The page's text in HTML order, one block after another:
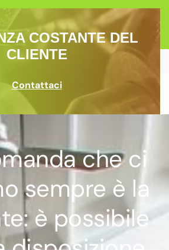
COSTANTE DEL
CLIENTE
Contattaci
che ci
sempre è la
è possibile